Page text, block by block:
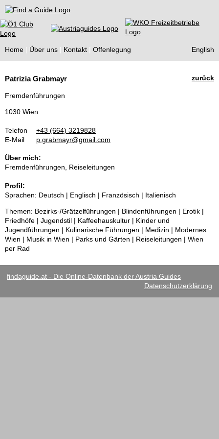
Find a Guide
Home Über uns Kontakt Offenlegung English
Guides
zurück
Patrizia Grabmayr
Fremdenführungen
1030 Wien
Telefon
+43 (664) 3219828
E-Mail
p.grabmayr@gmail.com
Über mich:
Fremdenführungen, Reiseleitungen
Profil:
Sprachen: Deutsch | Englisch | Französisch | Italienisch
Themen: Bezirks-/Grätzelführungen | Blindenführungen | Erotik |
Friedhöfe | Jugendstil | Kaffeehauskultur | Kinder und
Jugendführungen | Kulinarische Führungen | Medizin | Modernes
Wien | Musik in Wien | Parks und Gärten | Reiseleitungen | Wien
per Rad
findaguide.at - Die Online-Datenbank der Austria Guides
Datenschutzerklärung